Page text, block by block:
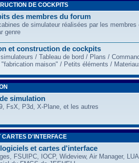
DE COCKPITS
des membres du forum
de simulateur réalisées par les membres
genre
et construction de cockpits
/ Tableau de bord / Plans /
"fabrication maison" / Petits éléments /
simulation
FsX, P3d, X-Plane, et les autres
CARTES D'INTERFACE
et cartes d'interface
FSUIPC, IOCP, Wideview, Air Manager,